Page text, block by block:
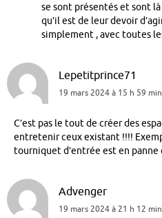
se sont présentés et sont
qu’il est de leur devoir
simplement , avec toutes
Lepetitprince71
19 mars 2024 à 15 h 59 min
C’est pas le tout de créer des
entretenir ceux existant !!!!
tourniquet d’entrée est en panne
Advenger
19 mars 2024 à 21 h 12 min